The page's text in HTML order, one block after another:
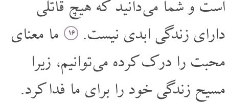
است و شما می دانید که هیچ قاتلی
دارای زندگی ابدی نیست.
۱۶ ما معنای
محبت را درک کرده می توانیم، زیرا
مسیح زندگی خود را برای ما فدا کرد.